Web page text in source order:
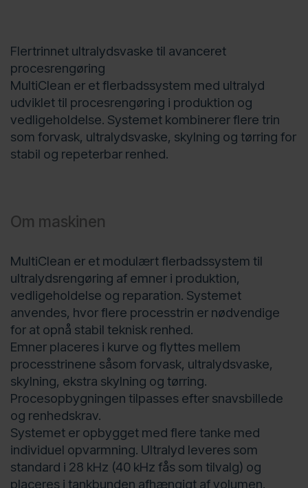
Flertrinnet ultralydsvaske til avanceret
procesrengøring
MultiClean er et flerbadssystem med ultralyd
udviklet til procesrengøring i produktion og
vedligeholdelse. Systemet kombinerer flere trin
som forvask, ultralydsvaske, skylning og tørring for
stabil og repeterbar renhed.
Om maskinen
MultiClean er et modulært flerbadssystem til
ultralydsrengøring af emner i produktion,
vedligeholdelse og reparation. Systemet
anvendes, hvor flere processtrin er nødvendige
for at opnå stabil teknisk renhed.
Emner placeres i kurve og flyttes mellem
processtrinene såsom forvask, ultralydsvaske,
skylning, ekstra skylning og tørring.
Procesopbygningen tilpasses efter snavsbillede
og renhedskrav.
Systemet er opbygget med flere tanke med
individuel opvarmning. Ultralyd leveres som
standard i 28 kHz (40 kHz fås som tilvalg) og
placeres i tankbunden afhængigt af volumen.